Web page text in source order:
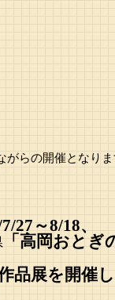
がらの開催となり
27～8/18、
「高岡おとぎ
品展を開催